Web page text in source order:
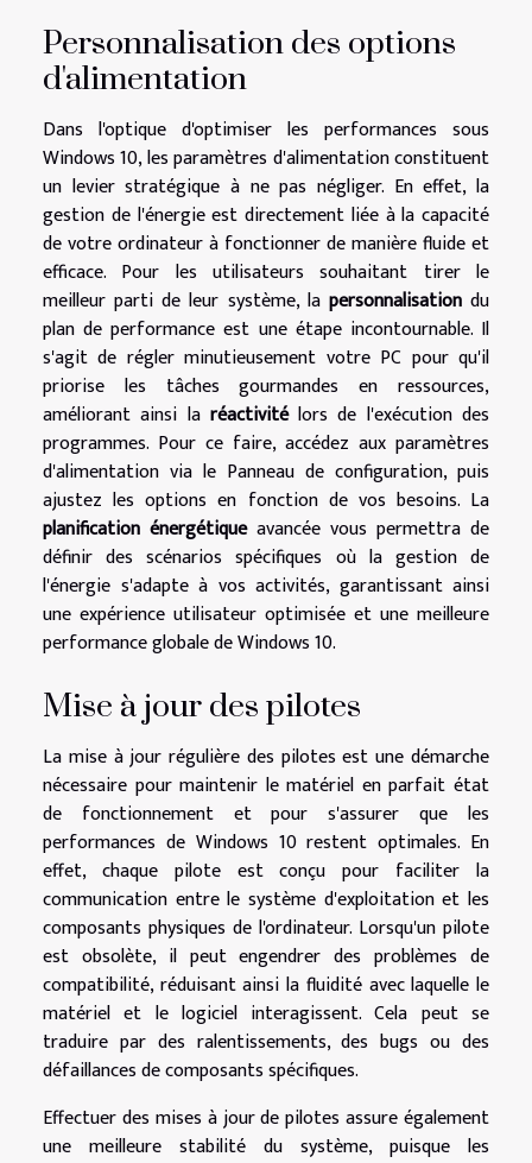
Personnalisation des options
d'alimentation
Dans l'optique d'optimiser les performances sous
Windows 10, les paramètres d'alimentation constituent
un levier stratégique à ne pas négliger. En effet, la
gestion de l'énergie est directement liée à la capacité
de votre ordinateur à fonctionner de manière fluide et
efficace. Pour les utilisateurs souhaitant tirer le
meilleur parti de leur système, la personnalisationdu
plan de performance est une étape incontournable. Il
s'agit de régler minutieusement votre PC pour qu'il
priorise les tâches gourmandes en ressources,
améliorant ainsi la réactivitélors de l'exécution des
programmes. Pour ce faire, accédez aux paramètres
d'alimentation via le Panneau de configuration, puis
ajustez les options en fonction de vos besoins. La
planification énergétiqueavancée vous permettra de
définir des scénarios spécifiques où la gestion de
l'énergie s'adapte à vos activités, garantissant ainsi
une expérience utilisateur optimisée et une meilleure
performance globale de Windows 10.
Mise à jour des pilotes
La mise à jour régulière des pilotes est une démarche
nécessaire pour maintenir le matériel en parfait état
de fonctionnement et pour s'assurer que les
performances de Windows 10 restent optimales. En
effet, chaque pilote est conçu pour faciliter la
communication entre le système d'exploitation et les
composants physiques de l'ordinateur. Lorsqu'un pilote
est obsolète, il peut engendrer des problèmes de
compatibilité, réduisant ainsi la fluidité avec laquelle le
matériel et le logiciel interagissent. Cela peut se
traduire par des ralentissements, des bugs ou des
défaillances de composants spécifiques.
Effectuer des mises à jour de pilotes assure également
une meilleure stabilité du système, puisque les